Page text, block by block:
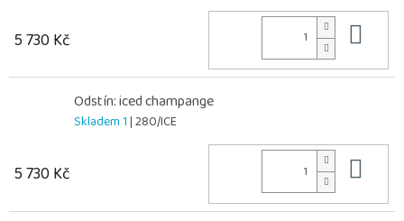
5 730 Kč
Odstín: iced champange
Skladem 1| 280/ICE
5 730 Kč